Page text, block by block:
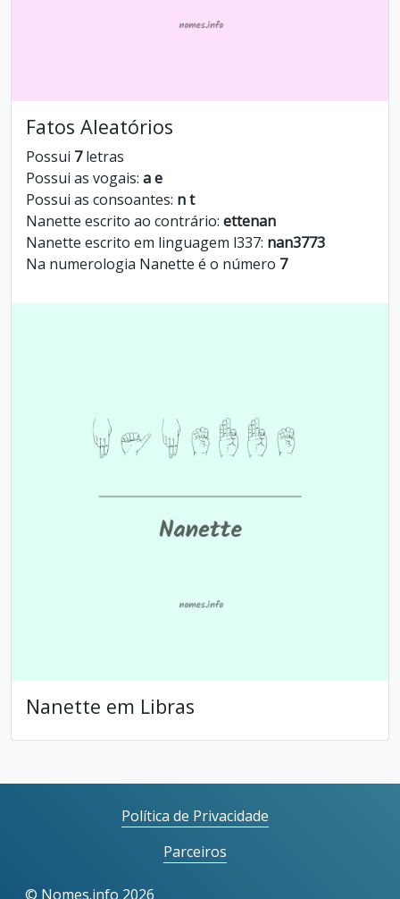
Fatos Aleatórios
Possui 7letras
Possui as vogais: a e
Possui as consoantes: n t
Nanette escrito ao contrário: ettenan
Nanette escrito em linguagem l337: nan3773
Na numerologia Nanette é o número 7
Nanette em Libras
Política de Privacidade
Parceiros
© Nomes.info 2026